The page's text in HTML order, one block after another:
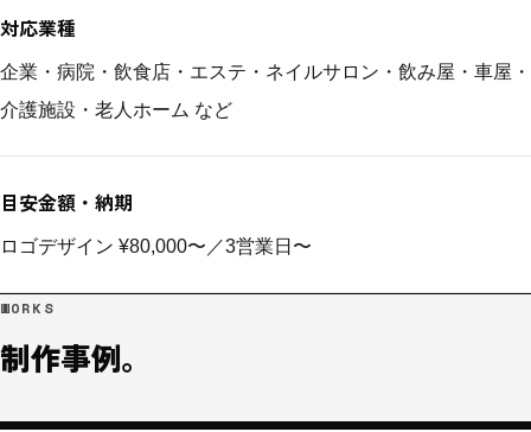
対応業種
企業・病院・飲食店・エステ・ネイルサロン・飲み屋・車屋・
介護施設・老人ホーム など
目安金額・納期
ロゴデザイン ¥80,000〜／3営業日〜
WORKS
制作事例。